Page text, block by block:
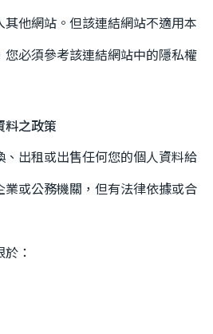
他網站。但該連結網站不適用本
必須參考該連結網站中的隱私權
料之政策
出租或出售任何您的個人資料給
或公務機關，但有法律依據或合
：